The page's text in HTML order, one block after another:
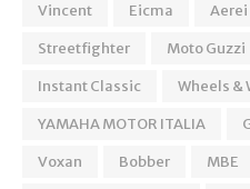
Vincent
Eicma Aerei
Streetfighter
Moto Guzzi
Instant Classic
Wheels &
YAMAHA MOTOR ITALIA
Voxan
Bobber MBE